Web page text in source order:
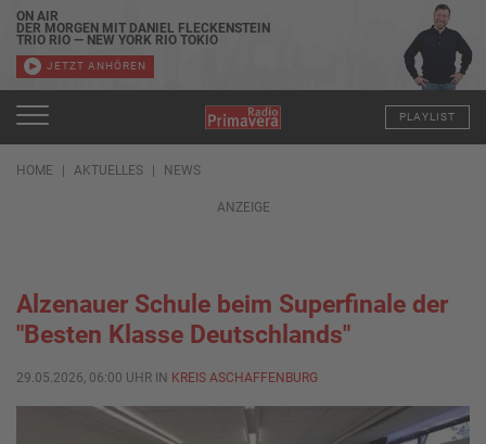
ON AIR
DER MORGEN MIT DANIEL FLECKENSTEIN
TRIO RIO — NEW YORK RIO TOKIO
JETZT ANHÖREN
PLAYLIST
HOME AKTUELLES NEWS
ANZEIGE
Alzenauer Schule beim Superfinale der
"Besten Klasse Deutschlands"
29.05.2026, 06:00 UHR IN KREIS ASCHAFFENBURG